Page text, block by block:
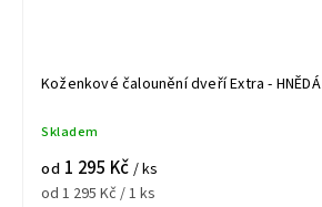
Koženkové čalounění dveří Extra - HNĚDÁ
Skladem
od 1 295 Kč / ks
od 1 295 Kč / 1 ks